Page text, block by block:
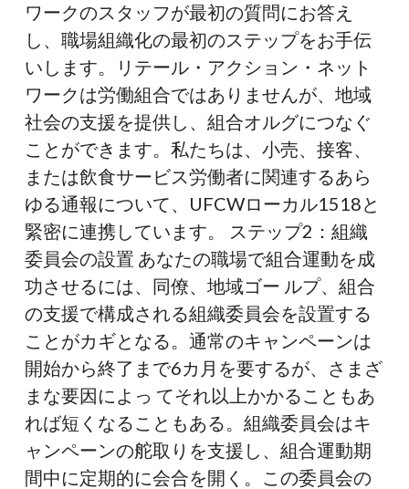
ワークのスタッフが最初の質問にお答え
し、職場組織化の最初のステップをお手伝
いします。リテール・アクション・ネット
ワークは労働組合ではありませんが、地域
社会の支援を提供し、組合オルグにつなぐ
ことができます。私たちは、小売、接客、
または飲食サービス労働者に関連するあら
ゆる通報について、UFCWローカル1518と
緊密に連携しています。 ステップ2：組織
委員会の設置 あなたの職場で組合運動を成
功させるには、同僚、地域ゴー ルプ、組合
の支援で構成される組織委員会を設置する
ことがカギとなる。通常のキャンペーンは
開始から終了まで6カ月を要するが、さまざ
まな要因によっ てそれ以上かかることもあ
れば短くなることもある。組織委員会はキ
ャンペーンの舵取りを支援し、組合運動期
間中に定期的に会合を開く。この委員会の